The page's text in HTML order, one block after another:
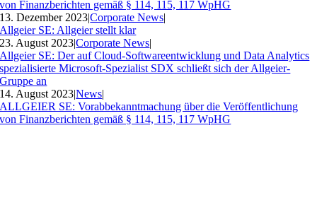
von Finanzberichten gemäß § 114, 115, 117 WpHG
13. Dezember 2023|Corporate News|
Allgeier SE: Allgeier stellt klar
23. August 2023|Corporate News|
Allgeier SE: Der auf Cloud-Softwareentwicklung und Data Analytics
spezialisierte Microsoft-Spezialist SDX schließt sich der Allgeier-
Gruppe an
14. August 2023|News|
ALLGEIER SE: Vorabbekanntmachung über die Veröffentlichung
von Finanzberichten gemäß § 114, 115, 117 WpHG